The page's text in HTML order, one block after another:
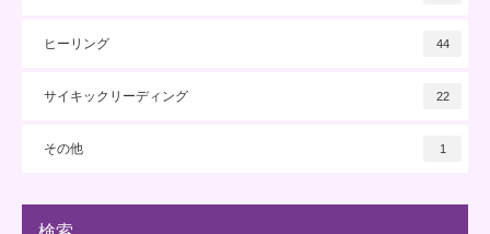
ヒーリング 44
サイキックリーディング 22
その他 1